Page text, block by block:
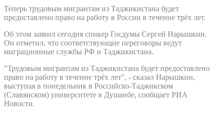
Теперь трудовым мигрантам из Таджикистана будет
предоставлено право на работу в России в течение трёх лет.
Об этом заявил сегодня спикер Госдумы Сергей Нарышкин.
Он отметил, что соответствующие переговоры ведут
миграционные службы РФ и Таджикистана.
"Трудовым мигрантам из Таджикистана будет предоставлено
право на работу в течение трёх лет", - сказал Нарышкин,
выступая в понедельник в Российско-Таджикском
(Славянском) университете в Душанбе, сообщает РИА
Новости.